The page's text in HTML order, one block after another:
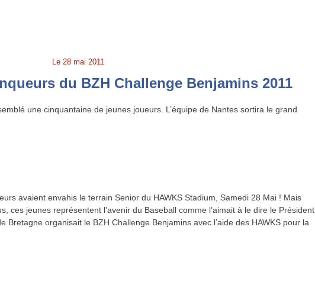
Le 28 mai 2011
du BZH Challenge Benjamins 2011
une cinquantaine de jeunes joueurs. L’équipe de Nantes sortira le grand
avaient envahis le terrain Senior du HAWKS Stadium, Samedi 28 Mai ! Mais
ces jeunes représentent l’avenir du Baseball comme l’aimait à le dire le Président
Bretagne organisait le BZH Challenge Benjamins avec l’aide des HAWKS pour la